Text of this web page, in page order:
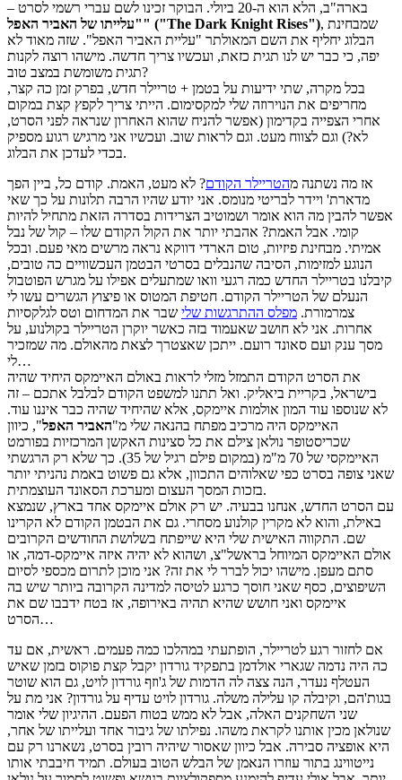
בארה"ב, הלא הוא ה-20 ביולי. הבוקר זכינו לשם עברי רשמי לסרט –
"עלייתו של האביר האפל" ("The Dark Knight Rises"), שמבחינת
הבלוג יחליף את השם המאולתר "עליית האביר האפל". שזה מאוד לא
יפה, כי כבר יש לנו תגית כזאת, ועכשיו צריך חדשה. מישהו רוצה לקנות
תגית משומשת במצב טוב?
בכל מקרה, שתי ידיעות על בטמן + טריילר חדש, בפרק זמן כה קצר,
מחריפים את הנוירוזה שלי למקסימום. הייתי צריך לקפץ קצת במקום
אחרי הצפייה בקדימון (אפשר להניח שהוא האחרון שנראה לפני הסרט,
לא?) וגם לצווח מעט. וגם לראות שוב. ועכשיו אני מרגיש רגוע מספיק
בכדי לעדכן את הבלוג.
אז מה נשתנה מהטריילר הקודם? לא מעט, האמת. קודם כל, ביין הפך
מדארת' ויידר לבריטי מנומס. אני יודע שהיו הרבה תלונות על כך שאי
אפשר להבין מה הוא אומר ושמוטיב הצרידות בסדרה הזאת מתחיל להיות
קומי. אבל האמת? אהבתי יותר את הקול הקודם שלו – קול של נבל
אמיתי. מבחינת פיזיות, טום הארדי דווקא נראה מרשים מאי פעם. ובכל
הנוגע למזימות, הסיבה שהנבלים בסרטי הבטמן העכשוויים כה טובים,
קיבלנו בטריילר החדש כמה רגעי וואו שמתעלים אפילו על מגרש הפוטבול
הנעלם של הטריילר הקודם. חטיפת המטוס או פיצוץ הגשרים עשו לי
צמרמורת. מפלס ההתרגשות שלי שבר את המדחום וטס לגלקסיות
אחרות. אני לא חושב שאעמוד בזה כאשר יוקרן הטריילר בקולנוע, על
מסך ענק ועם סאונד רועם. ייתכן שאצטרך לצאת מהאולם. מה שמזכיר
לי…
את הסרט הקודם התמזל מזלי לראות באולם האיימקס היחיד שהיה
בישראל, בקריית ביאליק. ואל תתנו למשפט הקודם לבלבל אתכם – זה
לא שנוספו עוד המון אולמות איימקס, אלא שהיחיד שהיה כבר איננו עוד.
האיימקס היה מרכיב מפתח בהנאה שלי מ"האביר האפל", כיוון
שכריסטופר נולאן צילם את כל סצינות האקשן המרכזיות בפורמט
האיימקסי של 70 מ"מ (במקום פילם רגיל של 35). כך שלא רק הרגשתי
שאני צופה בסרט כפי שאלוהים התכוון, אלא גם פשוט באמת נהניתי יותר
בזכות המסך העצום ומערכת הסאונד העוצמתית.
עם הסרט החדש, אנחנו בבעיה. יש רק אולם איימקס אחד בארץ, שנמצא
באילת, והוא לא מקרין קולנוע מסחרי. גם את הבטמן הקודם לא הקרינו
שם. התקווה האישית שלי היא שייפתח בשלושת החודשים הקרובים
אולם האיימקס המיוחל בראשל"צ, ושהוא לא יהיה איזה איימקס-דמה, או
סתם מעפן. מישהו יכול לברר לי את זה? אני מוכן לתרום מכספי לסיום
השיפוצים, כסף שאני חוסך כרגע לטיסה למדינה הקרובה ביותר שיש בה
איימקס ואני חושש שהיא תהיה באירופה, אז בטח ידבבו שם את
הסרט…
אם לחזור רגע לטריילר, הופתעתי במהלכו כמה פעמים. ראשית, אם עד
כה היה נדמה שגארי אולדמן בתפקיד גורדון יקבל קצת פוקוס בזמן שאיש
העטלף נעדר, הנה צצה לה הדמות של ג'וזף גורדון לויט, גם הוא שוטר
בגות'הם, וקיבלה קו עלילה משלה. גורדון לויט עדיף על גורדון? אני מת על
שני השחקנים האלה, אבל לא ממש בטוח הפעם. ההיגיון שלי אומר
שנולאן מכין אותנו לקראת משהו. נפילתו של גיבור אחד ועלייתו של אחר,
היא אופציה סבירה. אבל כיוון שאסור שיהיה רובין בסרט, נשארנו רק עם
נייטווינג בתור עוזרו הנאמן של הבלש הטוב בעולם. תמיד חיבבתי אותו